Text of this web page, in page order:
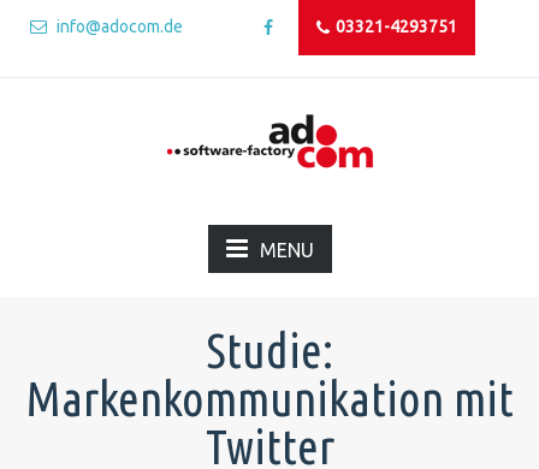
info@adocom.de 03321-4293751
MENU
Studie:
Markenkommunikation mit
Twitter